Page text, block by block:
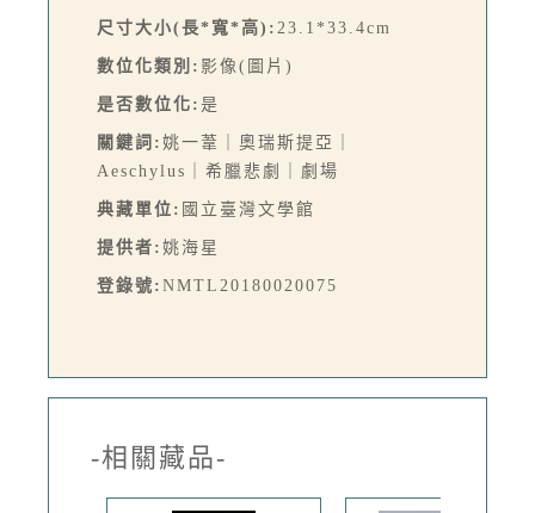
尺寸大小(長*寬*高): 23.1*33.4cm
數位化類別: 影像(圖片)
是否數位化: 是
關鍵詞: 姚一葦｜奧瑞斯提亞｜
Aeschylus｜希臘悲劇｜劇場
典藏單位: 國立臺灣文學館
提供者: 姚海星
登錄號: NMTL20180020075
-相關藏品-